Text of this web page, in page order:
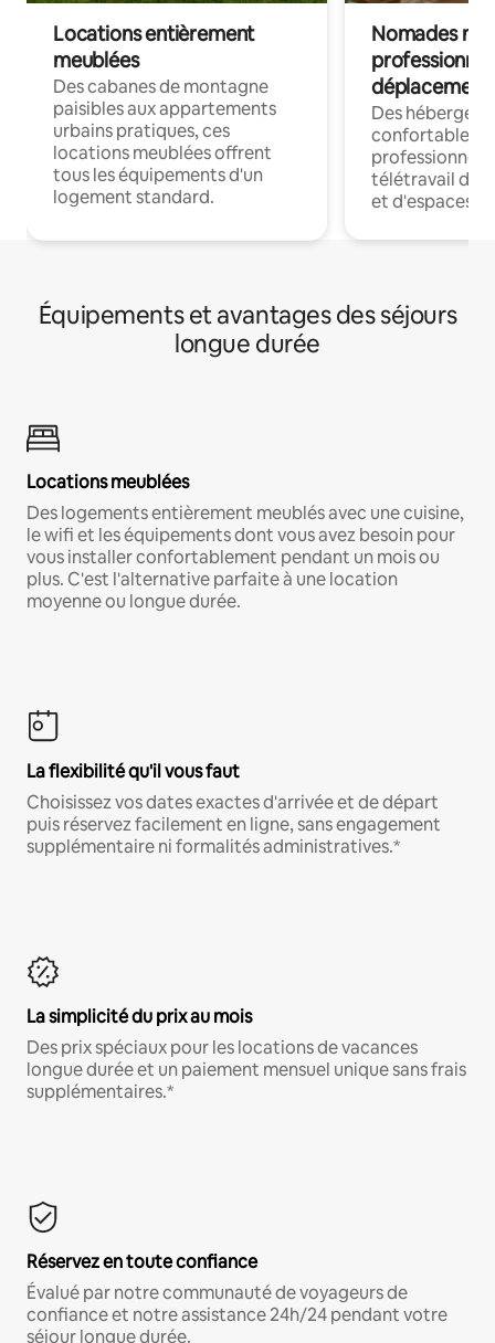
Locations entièrement
meublées
Des cabanes de montagne
paisibles aux appartements
urbains pratiques, ces
locations meublées offrent
tous les équipements d'un
logement standard.
Nomades
déplacement
Des
confortables
professionnels
télétravail
et d'espaces
Équipements et avantages des séjours
longue durée
Locations meublées
Des logements entièrement meublés avec une cuisine,
le wifi et les équipements dont vous avez besoin pour
vous installer confortablement pendant un mois ou
plus. C'est l'alternative parfaite à une location
moyenne ou longue durée.
La flexibilité qu'il vous faut
Choisissez vos dates exactes d'arrivée et de départ
puis réservez facilement en ligne, sans engagement
supplémentaire ni formalités administratives.*
La simplicité du prix au mois
Des prix spéciaux pour les locations de vacances
longue durée et un paiement mensuel unique sans frais
supplémentaires.*
Réservez en toute confiance
Évalué par notre communauté de voyageurs de
confiance et notre assistance 24h/24 pendant votre
séjour longue durée.